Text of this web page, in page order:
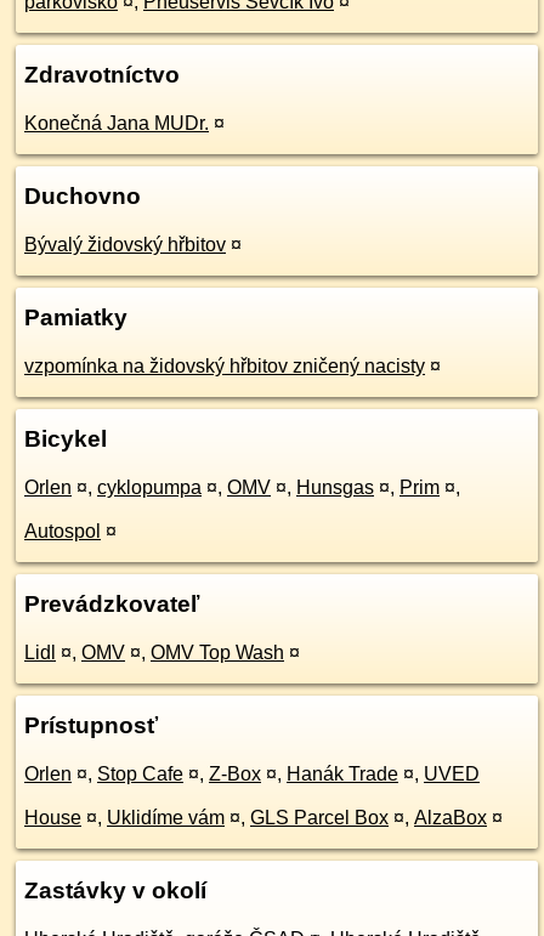
Zdravotníctvo
Konečná Jana MUDr. ¤
Duchovno
Bývalý židovský hřbitov ¤
Pamiatky
vzpomínka na židovský hřbitov zničený nacisty ¤
Bicykel
Orlen ¤, cyklopumpa ¤, OMV ¤, Hunsgas ¤, Prim ¤,
Autospol ¤
Prevádzkovateľ
Lidl ¤, OMV ¤, OMV Top Wash ¤
Prístupnosť
Orlen ¤, Stop Cafe ¤, Z-Box ¤, Hanák Trade ¤, UVED
House ¤, Uklidíme vám ¤, GLS Parcel Box ¤, AlzaBox ¤
Zastávky v okolí